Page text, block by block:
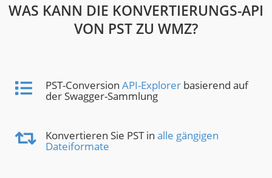
WAS KANN DIE KONVERTIERUNGS-API
VON PST ZU WMZ?
PST-Conversion API-Explorer basierend auf
der Swagger-Sammlung
Konvertieren Sie PST in alle gängigen
Dateiformate